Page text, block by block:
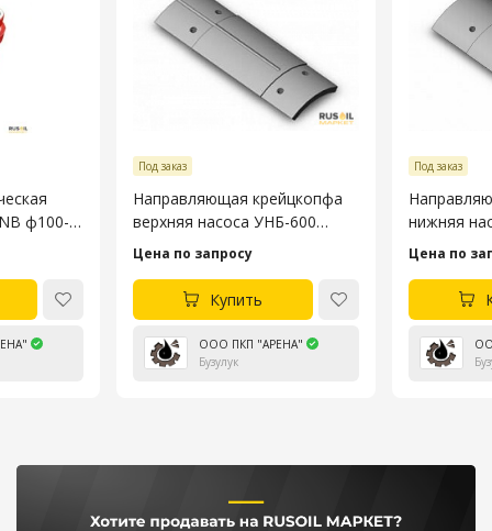
ф100-
Под заказ
Направляющая крейцкопфа
верхняя насоса УНБ-600
4045.53.106-4
Цена по запросу
Купить
ООО ПКП "АРЕНА"
Бузулук
Под заказ
нижняя
Цена по